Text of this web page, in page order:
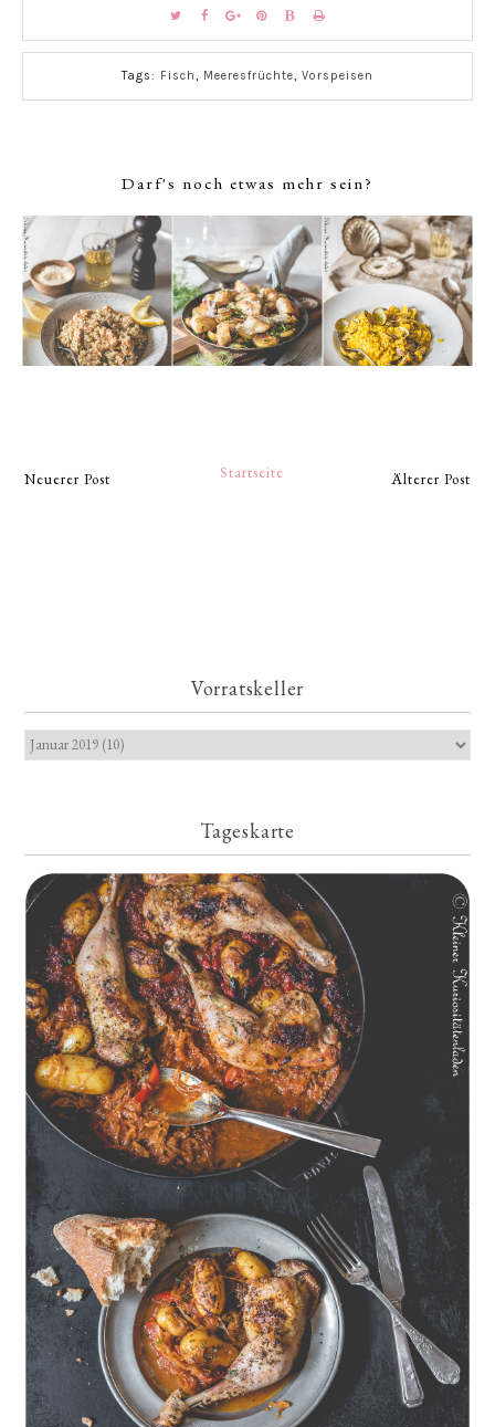
Tags: Fisch, Meeresfrüchte, Vorspeisen
Darf's noch etwas mehr sein?
Neuerer Post Älterer Post
Startseite
Vorratskeller
Tageskarte
Geschmorte Hähnchenschenkel auf Paprikakraut und kleinen
Kartoffeln